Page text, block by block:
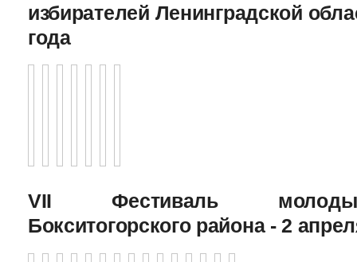
избирателей Ленинградской
года
VII Фестиваль
Бокситогорского района - 2